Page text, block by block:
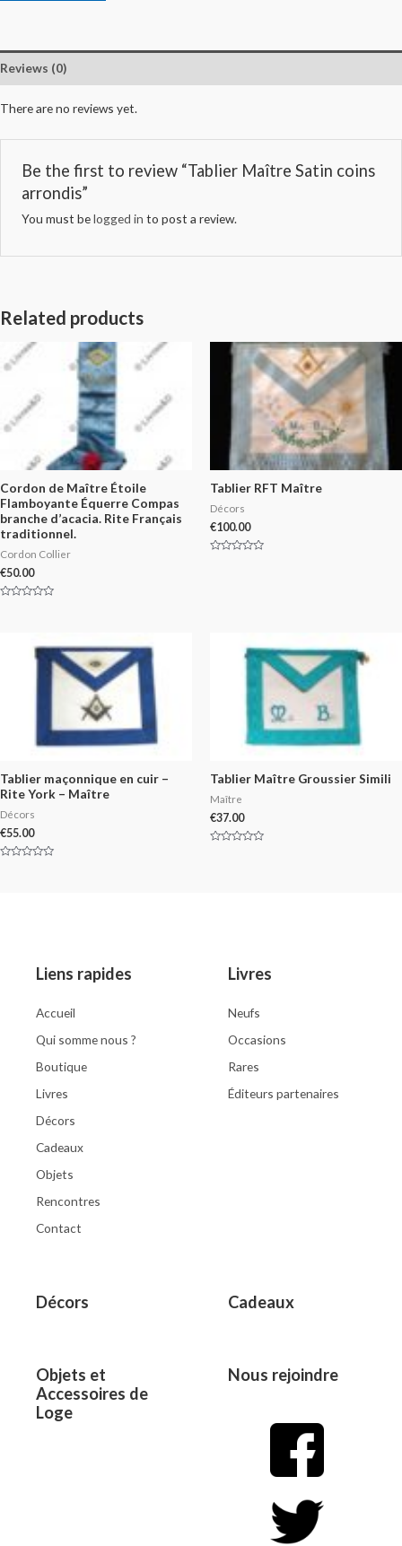
Reviews (0)
There are no reviews yet.
Be the first to review “Tablier Maître Satin coins
arrondis”
You must belogged in to post a review.
Related products
Cordon de Maître Étoile
Flamboyante Équerre Compas
branche d’acacia. Rite Français
traditionnel.
Cordon Collier
€50.00
Tablier RFT Maître
Décors
€100.00
Tablier maçonnique en cuir –
Rite York – Maître
Décors
€55.00
Tablier Maître Groussier Simili
Maître
€37.00
Liens rapides
Accueil
Qui somme nous ?
Boutique
Livres
Décors
Cadeaux
Objets
Rencontres
Contact
Livres
Neufs
Occasions
Rares
Éditeurs partenaires
Décors Cadeaux
Objets et
Accessoires de
Loge
Nous rejoindre